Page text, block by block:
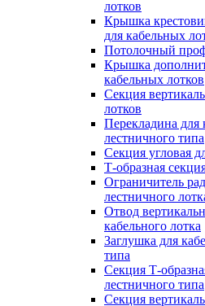
лотков
Крышка
для кабельных
Потолочный
Крышка
кабельных лотков
Секция
лотков
Перекладина для
лестничного типа
Секция угловая
Т-образная
Ограничитель
лестничного
Отвод
кабельного лотка
Заглушка для
типа
Секция Т-
лестничного типа
Секция